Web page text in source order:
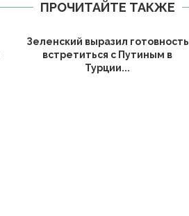
ПРОЧИТАЙТЕ ТАКЖЕ
Зеленский выразил готовность
встретиться с Путиным в
Турции...